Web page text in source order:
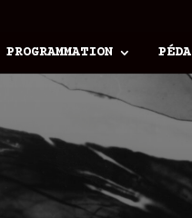
PROGRAMMATION